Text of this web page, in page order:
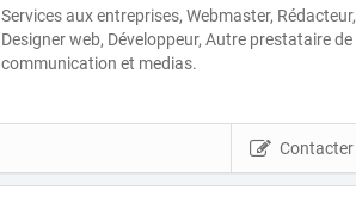
Services aux entreprises, Webmaster, Rédacteur,
Designer web, Développeur, Autre prestataire de
communication et medias.
Contacter